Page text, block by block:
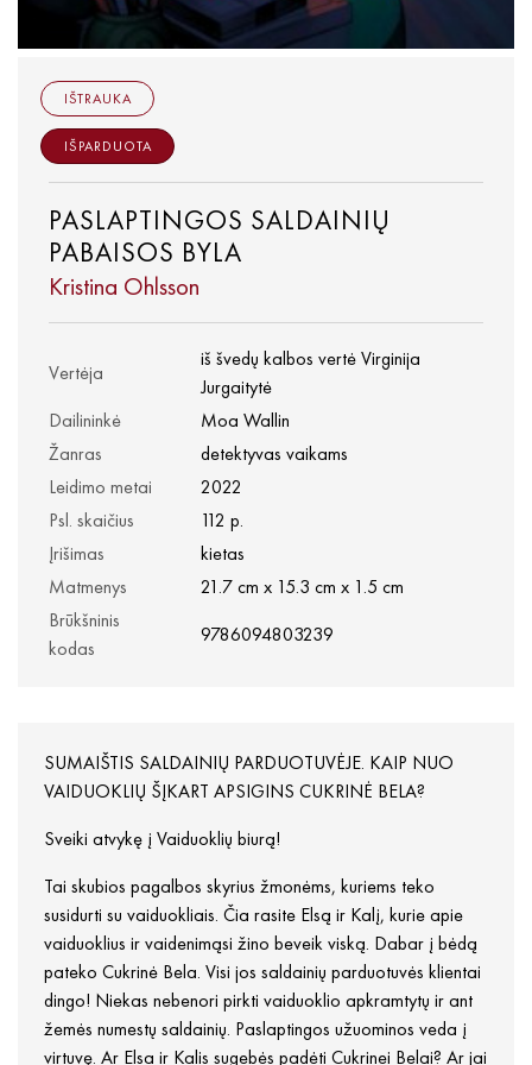
PASLAPTINGOS SALDAINIŲ
PABAISOS BYLA
Kristina Ohlsson
Vertėja
iš švedų kalbos vertė Virginija
Jurgaitytė
Dailininkė
Moa Wallin
Žanras
detektyvas vaikams
Leidimo metai
2022
Psl. skaičius
112 p.
Įrišimas
kietas
Matmenys
21.7 cm x 15.3 cm x 1.5 cm
Brūkšninis
kodas
9786094803239
IŠTRAUKA
IŠPARDUOTA
SUMAIŠTIS SALDAINIŲ PARDUOTUVĖJE. KAIP NUO
VAIDUOKLIŲ ŠĮKART APSIGINS CUKRINĖ BELA?
Sveiki atvykę į Vaiduoklių biurą!
Tai skubios pagalbos skyrius žmonėms, kuriems teko
susidurti su vaiduokliais. Čia rasite Elsą ir Kalį, kurie apie
vaiduoklius ir vaidenimąsi žino beveik viską. Dabar į bėdą
pateko Cukrinė Bela. Visi jos saldainių parduotuvės klientai
dingo! Niekas nebenori pirkti vaiduoklio apkramtytų ir ant
žemės numestų saldainių. Paslaptingos užuominos veda į
virtuvę. Ar Elsa ir Kalis sugebės padėti Cukrinei Belai? Ar jai